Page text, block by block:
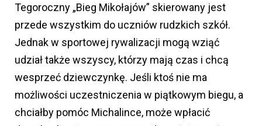
Tegoroczny „Bieg Mikołajów” skierowany jest
przede wszystkim do uczniów rudzkich szkół.
Jednak w sportowej rywalizacji mogą wziąć
udział także wszyscy, którzy mają czas i chcą
wesprzeć dziewczynkę. Jeśli ktoś nie ma
możliwości uczestniczenia w piątkowym biegu, a
chciałby pomóc Michalince, może wpłacić